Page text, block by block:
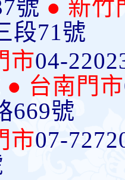
號 ● 新竹
段71號
市04-
● 台南門市
669號
市07-